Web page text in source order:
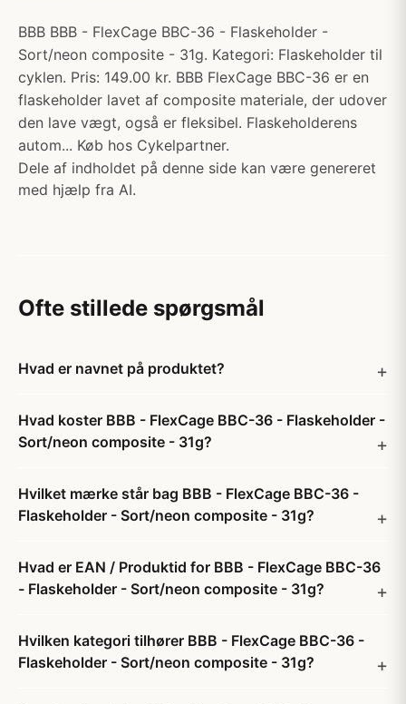
BBB BBB - FlexCage BBC-36 - Flaskeholder -
Sort/neon composite - 31g. Kategori: Flaskeholder til
cyklen. Pris: 149.00 kr. BBB FlexCage BBC-36 er en
flaskeholder lavet af composite materiale, der udover
den lave vægt, også er fleksibel. Flaskeholderens
autom... Køb hos Cykelpartner.
Dele af indholdet på denne side kan være genereret
med hjælp fra AI.
Ofte stillede spørgsmål
Hvad er navnet på produktet?
Hvad koster BBB - FlexCage BBC-36 - Flaskeholder -
Sort/neon composite - 31g?
Hvilket mærke står bag BBB - FlexCage BBC-36 -
Flaskeholder - Sort/neon composite - 31g?
Hvad er EAN / Produktid for BBB - FlexCage BBC-36
- Flaskeholder - Sort/neon composite - 31g?
Hvilken kategori tilhører BBB - FlexCage BBC-36 -
Flaskeholder - Sort/neon composite - 31g?